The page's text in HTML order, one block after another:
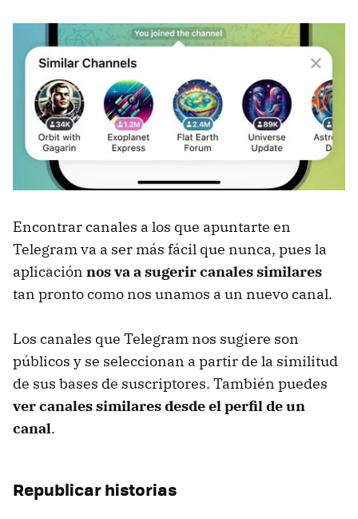
Encontrar canales a los que apuntarte en
Telegram va a ser más fácil que nunca, pues la
aplicación nos va a sugerir canales similares
tan pronto como nos unamos a un nuevo canal.
Los canales que Telegram nos sugiere son
públicos y se seleccionan a partir de la similitud
de sus bases de suscriptores. También puedes
ver canales similares desde el perfil de un
canal.
Republicar historias